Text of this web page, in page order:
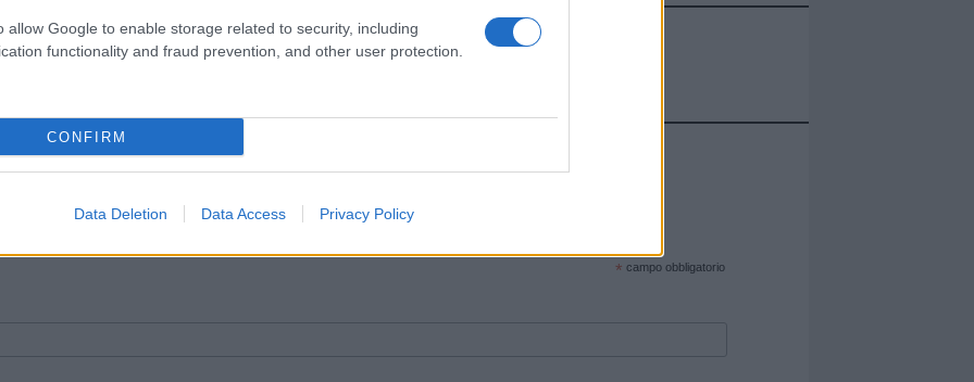
allow Google to enable storage related to security, including
functionality and fraud prevention, and other user protection.
CONFIRM
Data Deletion Data Access Privacy Policy
Invia un Comunicato Stampa|Pubblicità|Segnala
e ricevi le nostre email periodiche contenenti le ultime notizie pubblicate sul sito web!
* campo obbligatorio